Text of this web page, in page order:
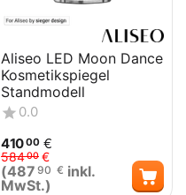
Aliseo LED Moon Dance
Kosmetikspiegel
Standmodell
0.0
41000 €
58400 €
(487 90 € inkl.
MwSt.)